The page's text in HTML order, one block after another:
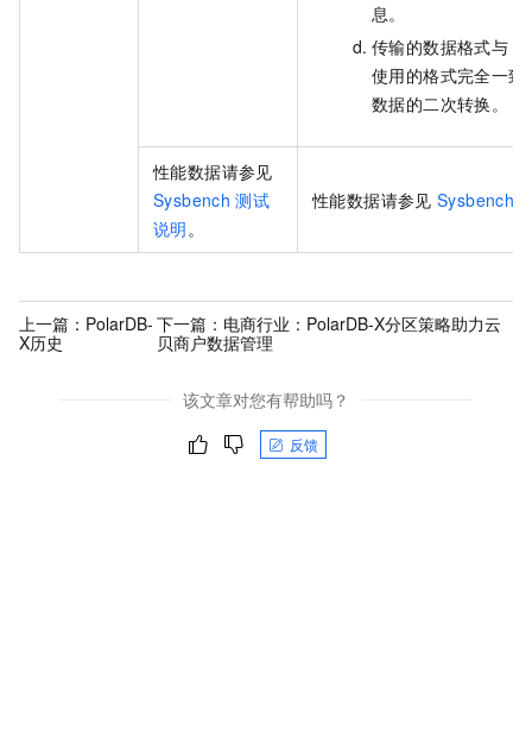
息。
传输的数据格式与
使用的格式完全一致
数据的二次转换。
性能数据请参见
Sysbench 测试
说明。
性能数据请参见 Sysbench
上一篇： PolarDB-
X历史
下一篇： 电商行业：PolarDB-X分区策略助力云
贝商户数据管理
该文章对您有帮助吗？
反馈